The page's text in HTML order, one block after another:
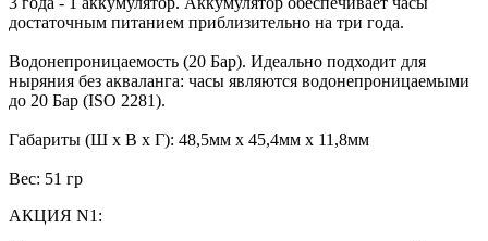
достаточным питанием приблизительно на три года.
Водонепроницаемость (20 Бар). Идеально подходит для
ныряния без акваланга: часы являются водонепроницаемыми
до 20 Бар (ISO 2281).
Габариты (Ш x В x Г): 48,5мм x 45,4мм x 11,8мм
Вес: 51 гр
АКЦИЯ N1: